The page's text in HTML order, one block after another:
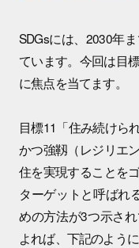
SDGsには、2030年
ています。今回は目
に焦点を当てます。
目標11「住み続けら
かつ強靱（レジリエ
住を実現することを
ターゲットと呼ばれ
めの方法が3つ示さ
よれば、下記のよう